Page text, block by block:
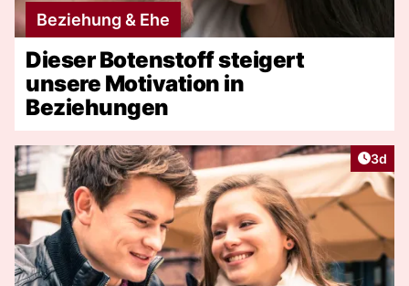
Beziehung & Ehe
Dieser Botenstoff steigert
unsere Motivation in
Beziehungen
3d